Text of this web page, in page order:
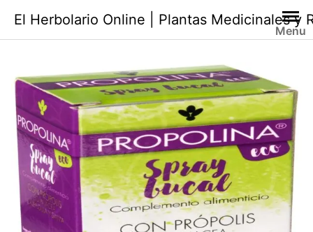
contenido
El Herbolario Online | Plantas Medicinales y
Menu